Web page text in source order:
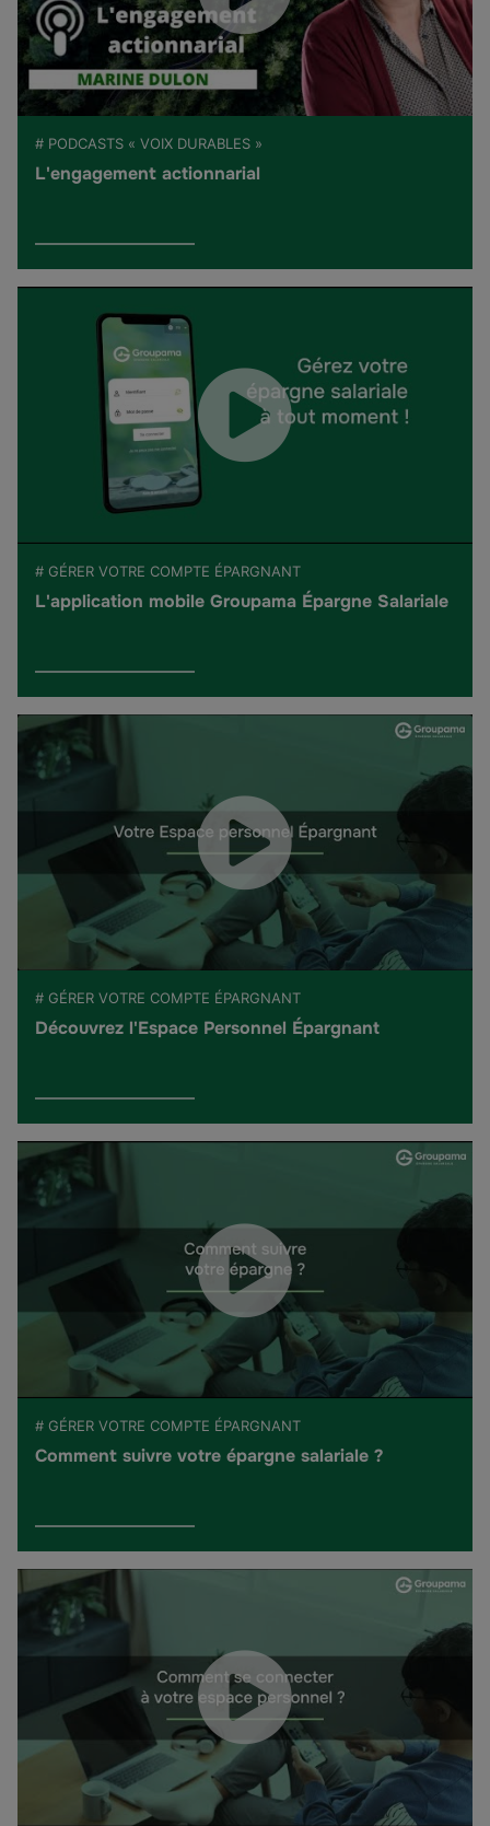
# PODCASTS « VOIX DURABLES »
L'engagement actionnarial
# GÉRER VOTRE COMPTE ÉPARGNANT
L'application mobile Groupama Épargne Salariale
# GÉRER VOTRE COMPTE ÉPARGNANT
Découvrez l'Espace Personnel Épargnant
# GÉRER VOTRE COMPTE ÉPARGNANT
Comment suivre votre épargne salariale ?